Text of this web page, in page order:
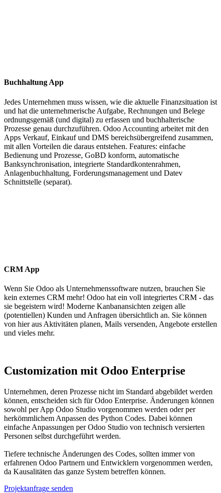
Buchhaltung App
Jedes Unternehmen muss wissen, wie die aktuelle Finanzsituation ist
und hat die unternehmerische Aufgabe, Rechnungen und Belege
ordnungsgemäß (und digital) zu erfassen und buchhalterische
Prozesse genau durchzuführen. Odoo Accounting arbeitet mit den
Apps Verkauf, Einkauf und DMS bereichsübergreifend zusammen,
mit allen Vorteilen die daraus entstehen. Features: einfache
Bedienung und Prozesse, GoBD konform, automatische
Banksynchronisation, integrierte Standardkontenrahmen,
Anlagenbuchhaltung, Forderungsmanagement und Datev
Schnittstelle (separat).
CRM App
Wenn Sie Odoo als Unternehmenssoftware nutzen, brauchen Sie
kein externes CRM mehr! Odoo hat ein voll integriertes CRM - das
sie begeistern wird! Moderne Kanbanansichten zeigen alle
(potentiellen) Kunden und Anfragen übersichtlich an. Sie können
von hier aus Aktivitäten planen, Mails versenden, Angebote erstellen
und vieles mehr.
Customization mit Odoo Enterprise
Unternehmen, deren Prozesse nicht im Standard abgebildet werden
können, entscheiden sich für Odoo Enterprise. Änderungen können
sowohl per App Odoo Studio vorgenommen werden oder per
herkömmlichem Anpassen des Python Codes. Dabei können
einfache Anpassungen per Odoo Studio von technisch versierten
Personen selbst durchgeführt werden.
Tiefere technische Änderungen des Codes, sollten immer von
erfahrenen Odoo Partnern und Entwicklern vorgenommen werden,
da Kausalitäten das ganze System betreffen können.
Projektanfrage senden